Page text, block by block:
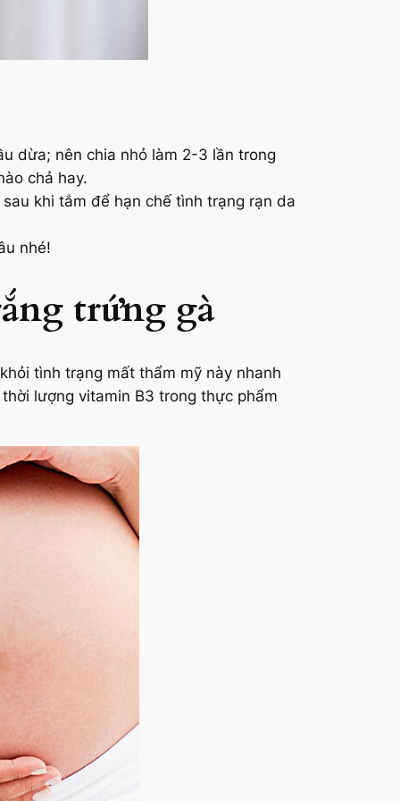
dừa; nên chia nhỏ làm 2-3 lần trong
chả hay.
khi tắm để hạn chế tình trạng rạn da
nhé!
trứng gà
tình trạng mất thẩm mỹ này nhanh
lượng vitamin B3 trong thực phẩm